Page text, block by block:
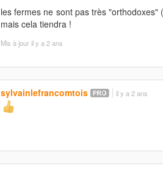
les fermes ne sont pas très
mais cela tiendra !
Mis à jouril y a 2 ans
sylvainlefrancomtois il y a 2 ans